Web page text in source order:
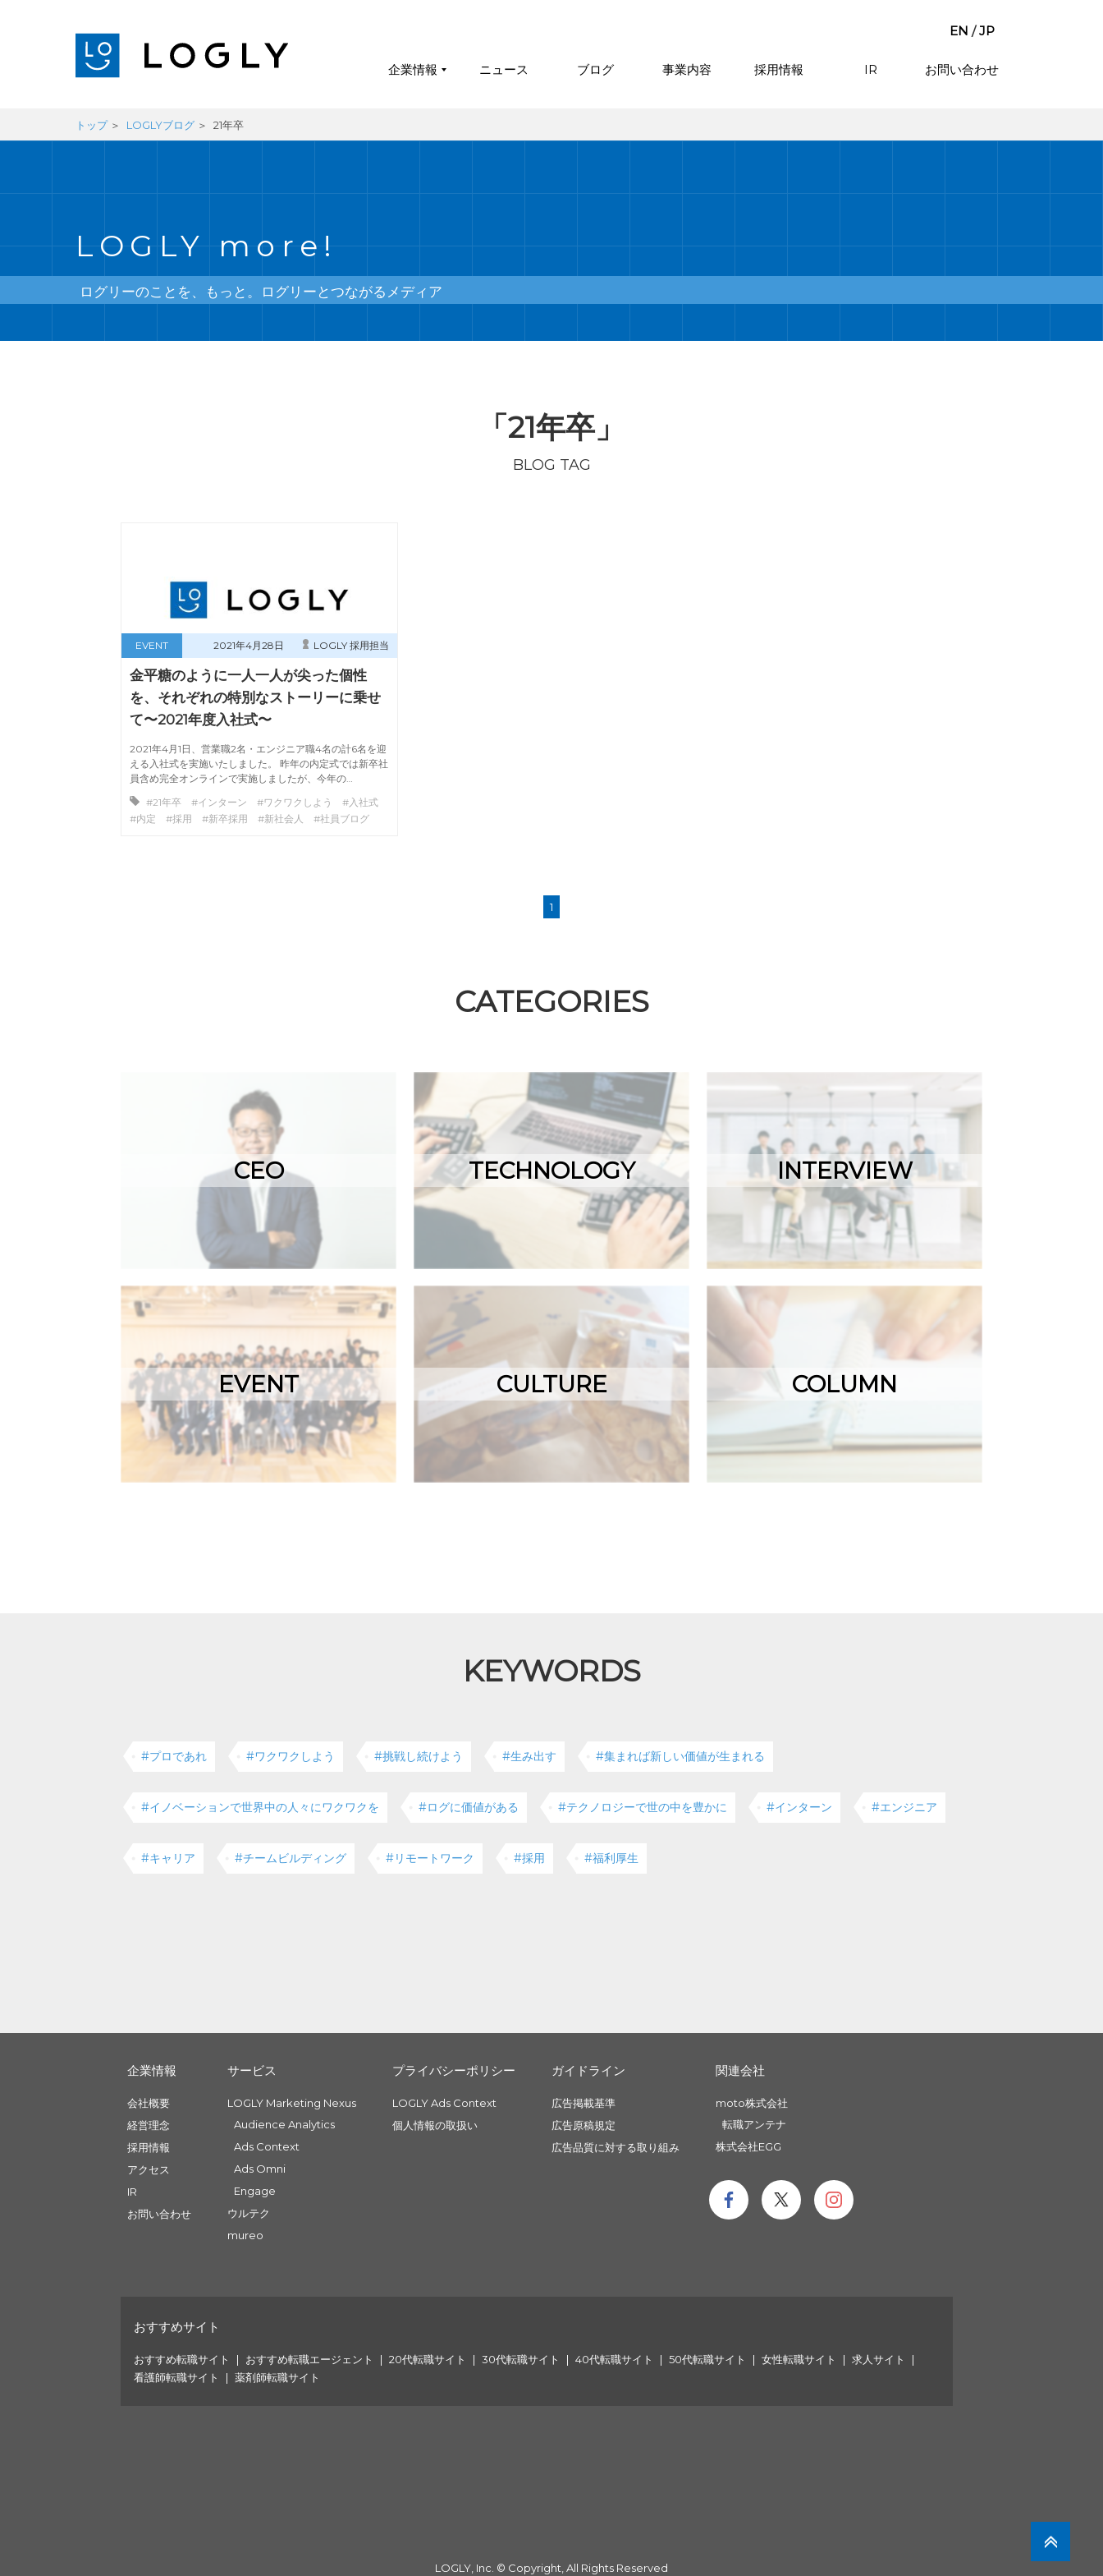
EN /JP
企業情報 ニュース ブログ 事業内容 採用情報 IR お問い合わせ
トップ LOGLYブログ 21年卒
LOGLY more!
ログリーのことを、もっと。ログリーとつながるメディア
「21年卒」
BLOG TAG
EVENT 2021年4月28日 LOGLY 採用担当
金平糖のように一人一人が尖った個性
を、それぞれの特別なストーリーに乗せ
て〜2021年度入社式〜
2021年4月1日、営業職2名・エンジニア職4名の計6名を迎
える入社式を実施いたしました。 昨年の内定式では新卒社
員含め完全オンラインで実施しましたが、今年の…
#21年卒 #インターン #ワクワクしよう #入社式
#内定 #採用 #新卒採用 #新社会人 #社員ブログ
1
CATEGORIES
CEO TECHNOLOGY INTERVIEW
EVENT CULTURE COLUMN
KEYWORDS
#プロであれ #ワクワクしよう #挑戦し続けよう #生み出す #集まれば新しい価値が生まれる
#イノベーションで世界中の人々にワクワクを #ログに価値がある #テクノロジーで世の中を豊かに #インターン #エンジニア
#キャリア #チームビルディング #リモートワーク #採用 #福利厚生
企業情報
会社概要
経営理念
採用情報
アクセス
IR
お問い合わせ
サービス
LOGLY Marketing Nexus
Audience Analytics
Ads Context
Ads Omni
Engage
ウルテク
mureo
プライバシーポリシー
LOGLY Ads Context
個人情報の取扱い
ガイドライン
広告掲載基準
広告原稿規定
広告品質に対する取り組み
関連会社
moto株式会社
転職アンテナ
株式会社EGG
おすすめサイト
おすすめ転職サイト おすすめ転職エージェント 20代転職サイト 30代転職サイト 40代転職サイト 50代転職サイト 女性転職サイト
求人サイト
看護師転職サイト
薬剤師転職サイト
LOGLY, Inc. © Copyright, All Rights Reserved